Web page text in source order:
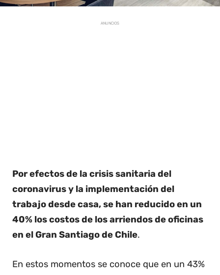
ANUNCIOS
Por efectos de la crisis sanitaria del
coronavirus y la implementación del
trabajo desde casa, se han reducido en un
40% los costos de los arriendos de oficinas
en el Gran Santiago de Chile.
En estos momentos se conoce que en un 43%